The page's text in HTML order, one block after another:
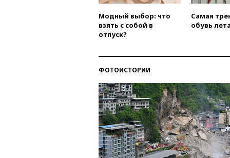
Модный выбор: что
взять с собой в
отпуск?
Самая
обувь
ФОТОИСТОРИИ